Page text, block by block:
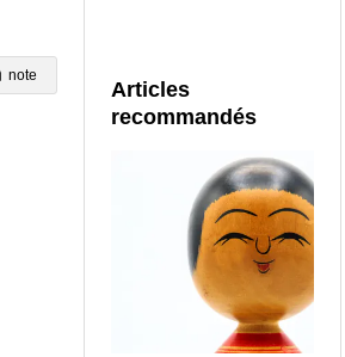
note
Articles
recommandés